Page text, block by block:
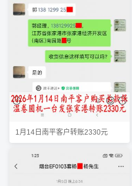
1月14日南平客户转账2330元